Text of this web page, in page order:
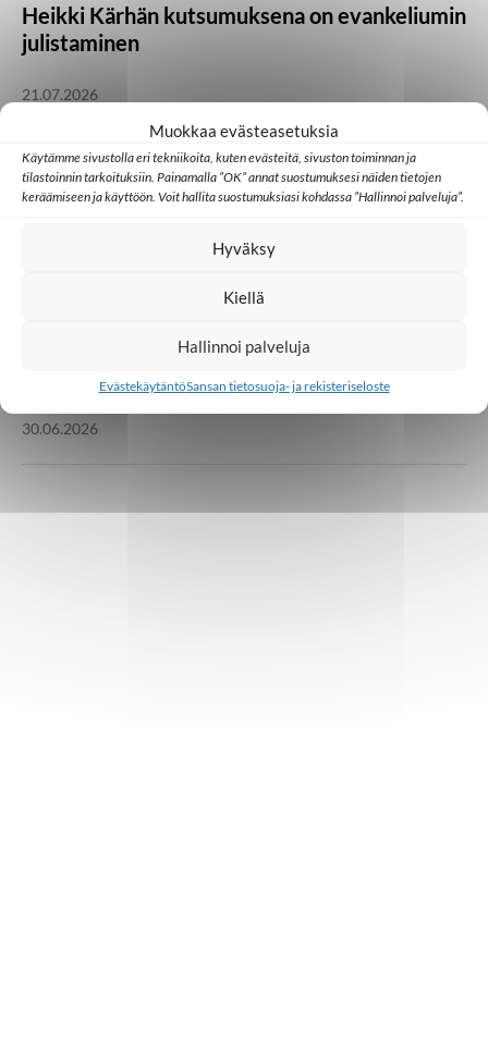
Muokkaa evästeasetuksia
Käytämme sivustolla eri tekniikoita, kuten evästeitä, sivuston toiminnan ja
tilastoinnin tarkoituksiin. Painamalla ”OK” annat suostumuksesi näiden tietojen
keräämiseen ja käyttöön. Voit hallita suostumuksiasi kohdassa ”Hallinnoi palveluja”.
Hyväksy
Kiellä
Hallinnoi palveluja
EvästekäytäntöSansan tietosuoja- ja rekisteriseloste
Heikki Kärhän kutsumuksena on evankeliumin
julistaminen
21.07.2026
Huomisen yhteisöt Japani Kambodža Ulkomaat
Millainen kristillinen some toimii Aasiassa?
Ed Cannon: Joskus koko yhteisö muuttuu
yhden uuden uskovan kautta
30.06.2026